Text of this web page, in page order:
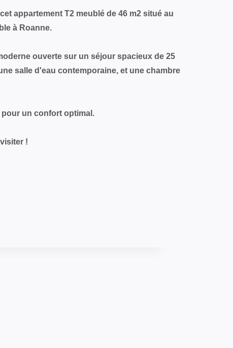
appartement T2 meublé de 46 m2 situé au
à Roanne.
ouverte sur un séjour spacieux de 25
salle d'eau contemporaine, et une chambre
un confort optimal.
!